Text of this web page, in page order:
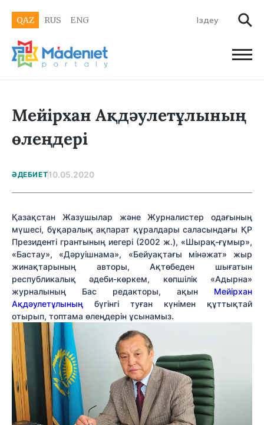
QAZ RUS ENG
Мейірхан Ақдәулетұлының
өлеңдері
ӘДЕБИЕТ10.05.2020
Қазақстан Жазушылар және Журналистер одағының
мүшесі, бұқаралық ақпарат құралдары саласындағы ҚР
Президенті грантының иегері (2002 ж.), «Шырақ-ғұмыр»,
«Бастау», «Дәруішнама», «Бейуақтағы мінәжат» жыр
жинақтарының авторы, Ақтөбеден шығатын
республикалық әдеби-көркем, көпшілік «Адырна»
журналының Бас редакторы, ақын Мейірхан
Ақдәулетұлының бүгінгі туған күнімен құттықтай
отырып, топтама өлеңдерін ұсынамыз.